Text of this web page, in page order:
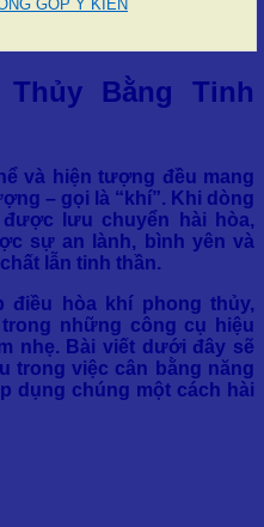
GÓP Ý KIẾN
Bằng Tinh
và hiện tượng đều mang
– gọi là “khí”. Khi dòng
lưu chuyển hài hòa,
sự an lành, bình yên và
lẫn tinh thần.
điều hòa khí phong thủy,
những công cụ hiệu
nhẹ. Bài viết dưới đây sẽ
trong việc cân bằng năng
dụng chúng một cách hài